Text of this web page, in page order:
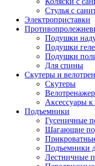
Стулья с
Электроприставки
Подушки
Подушки
Подушки
Для спины
Скутеры и
Скутеры
Аксессуары
Подъемники
Гусеничные
Шагающие
Подъемники
Лестничные